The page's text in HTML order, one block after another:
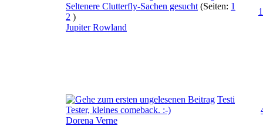
Seltenere Clutterfly-Sachen gesucht (Seiten: 1
2 )
Jupiter Rowland
Testi
Tester, kleines comeback. :-)
Dorena Verne